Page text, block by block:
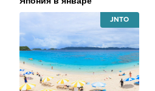
JAPAN
NATIONAL
TOURISM
ORGANIZATION